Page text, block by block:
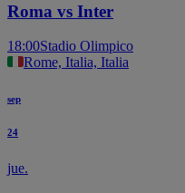
Roma vs Inter
18:00Stadio Olimpico
Rome, Italia, Italia
sep
24
jue.